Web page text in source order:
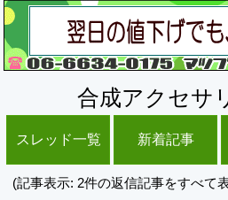
合成アクセサ
スレッド一覧 新着記事
(記事表示: 2件の返信記事をすべて